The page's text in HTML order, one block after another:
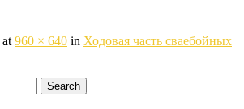
at 960 × 640 in Ходовая часть сваебойных